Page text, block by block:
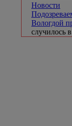
Новости
Вологдой
случилось